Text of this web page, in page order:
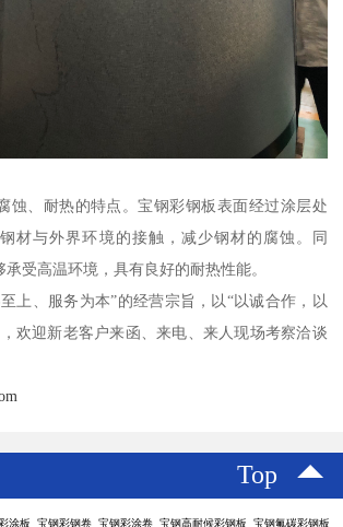
蚀、耐热的特点。宝钢彩钢板表面经过涂层处
材与外界环境的接触，减少钢材的腐蚀。同
受高温环境，具有良好的耐热性能。
上、服务为本”的经营宗旨，以“以诚合作，以
欢迎新老客户来函、来电、来人现场考察洽谈
Top
涂板 宝钢彩钢卷 宝钢彩涂卷 宝钢高耐候彩钢板 宝钢氟碳彩钢板